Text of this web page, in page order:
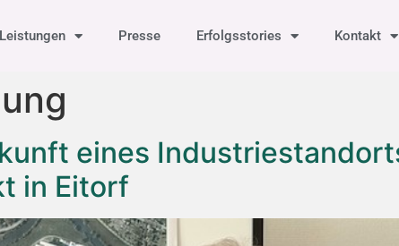
Leistungen Presse Erfolgsstories Kontakt
eines
in Eitorf